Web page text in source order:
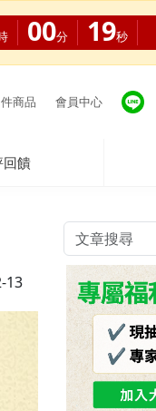
商品 會員中心
回饋
13
00分 17秒